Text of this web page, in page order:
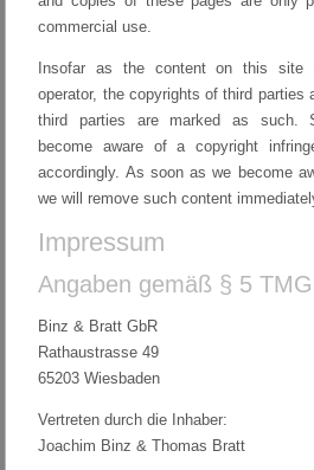
commercial use.
Insofar as the content on this site
operator, the copyrights of third parties
third parties are marked as such.
become aware of a copyright
accordingly. As soon as we become
we will remove such content
Impressum
Angaben gemäß § 5 TMG
Binz & Bratt GbR
Rathaustrasse 49
65203 Wiesbaden
Vertreten durch die Inhaber:
Joachim Binz & Thomas Bratt